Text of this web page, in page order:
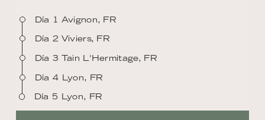
Día 1 Avignon, FR
Día 2 Viviers, FR
Día 3 Tain L'Hermitage, FR
Día 4 Lyon, FR
Día 5 Lyon, FR